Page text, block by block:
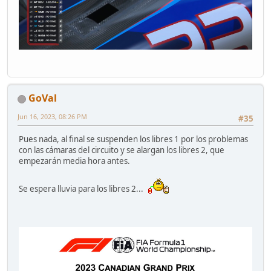
GoVal
#35
Jun 16, 2023, 08:26 PM
Pues nada, al final se suspenden los libres 1 por los problemas
con las cámaras del circuito y se alargan los libres 2, que
empezarán media hora antes.
Se espera lluvia para los libres 2...